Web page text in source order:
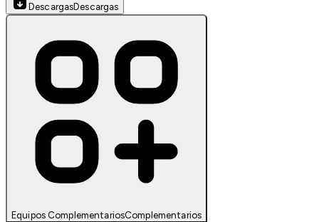
DescargasDescargas
Equipos ComplementariosComplementarios